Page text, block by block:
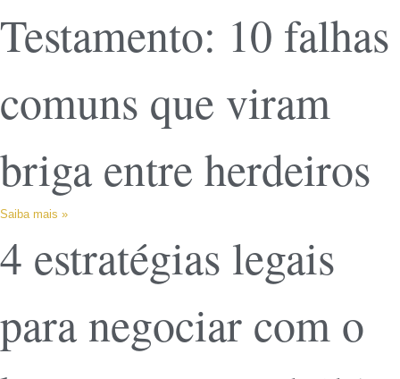
Testamento: 10 falhas
comuns que viram
briga entre herdeiros
Saiba mais »
4 estratégias legais
para negociar com o